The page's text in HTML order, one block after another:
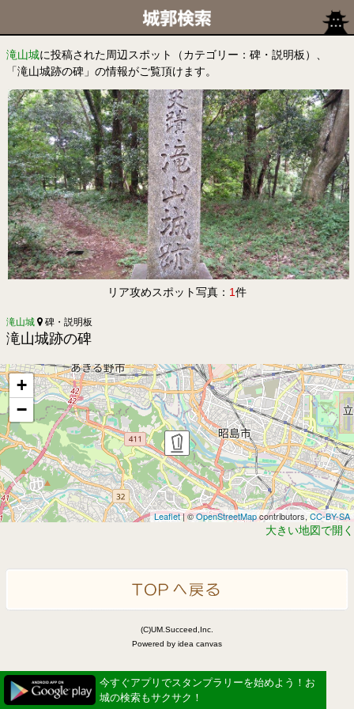
滝山城に投稿された周辺スポット（カテゴリー：碑・説明板）、
「滝山城跡の碑」の情報がご覧頂けます。
リア攻めスポット写真： 1件
滝山城 碑・説明板
滝山城跡の碑
+
−
Leaflet| ©OpenStreetMapcontributors,CC-BY-SA
大きい地図で開く
(C)UM.Succeed,Inc.
Powered by idea canvas
今すぐアプリでスタンプラリーを始めよう！お
城の検索もサクサク！